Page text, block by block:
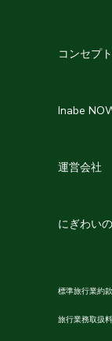
コンセプト
Inabe
運営会社
にぎわい
標準旅行業約款
旅行業務取扱